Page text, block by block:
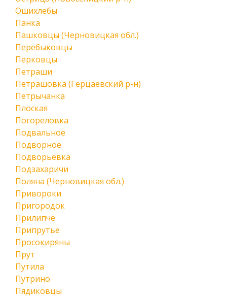
Ошихлебы
Панка
Пашковцы (Черновицкая обл.)
Перебыковцы
Перковцы
Петраши
Петрашовка (Герцаевский р-н)
Петрычанка
Плоская
Погореловка
Подвальное
Подворное
Подворьевка
Подзахаричи
Поляна (Черновицкая обл.)
Привороки
Пригородок
Прилипче
Припрутье
Просокиряны
Прут
Путила
Путрино
Пядиковцы